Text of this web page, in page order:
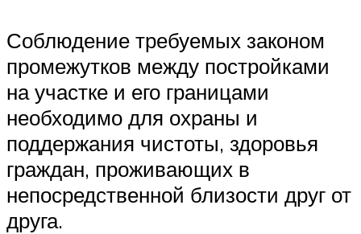
Соблюдение требуемых законом
промежутков между постройками
на участке и его границами
необходимо для охраны и
поддержания чистоты, здоровья
граждан, проживающих в
непосредственной близости друг от
друга.